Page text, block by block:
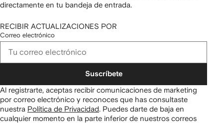
directamente en tu bandeja de entrada.
RECIBIR ACTUALIZACIONES POR
Correo electrónico
Suscríbete
Al registrarte, aceptas recibir comunicaciones de marketing
por correo electrónico y reconoces que has consultaste
nuestra Política de Privacidad Puedes darte de baja en
cualquier momento en la parte inferior de nuestros correos